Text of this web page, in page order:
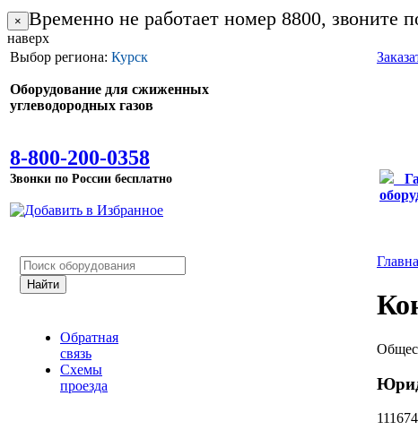
× Временно не работает номер 8800, звоните
наверх
Выбор региона: Курск
Оборудование для сжиженных
углеводородных газов
8-800-200-0358
Звонки по России бесплатно
Обратная
связь
Схемы
проезда
111674